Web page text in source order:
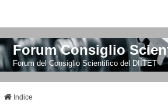
Forum Consiglio
Forum del Consiglio Scientifico del DIITET
Indice